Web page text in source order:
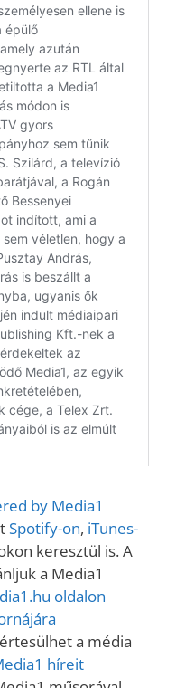
by Media1
Spotify-on, iTunes-
keresztül is. A
a Media1
oldalon
a média
híreit